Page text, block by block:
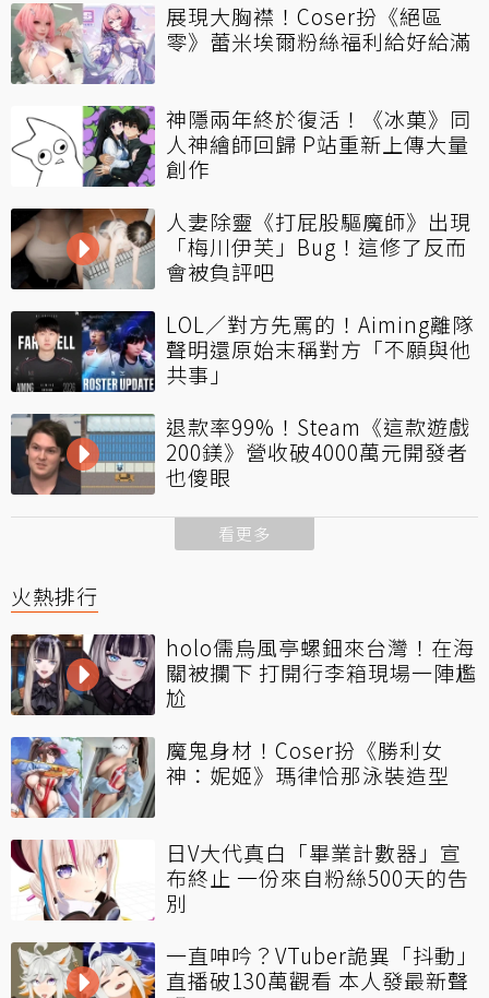
展現大胸襟！Coser扮《絕區
零》蕾米埃爾粉絲福利給好給滿
神隱兩年終於復活！《冰菓》同
人神繪師回歸 P站重新上傳大量
創作
人妻除靈《打屁股驅魔師》出現
「梅川伊芙」Bug！這修了反而
會被負評吧
LOL／對方先罵的！Aiming離隊
聲明還原始末稱對方「不願與他
共事」
退款率99%！Steam《這款遊戲
200鎂》營收破4000萬元開發者
也傻眼
看更多
火熱排行
holo儒烏風亭螺鈿來台灣！在海
關被攔下 打開行李箱現場一陣尷
尬
魔鬼身材！Coser扮《勝利女
神：妮姬》瑪律恰那泳裝造型
日V大代真白「畢業計數器」宣
布終止 一份來自粉絲500天的告
別
一直呻吟？VTuber詭異「抖動」
直播破130萬觀看 本人發最新聲